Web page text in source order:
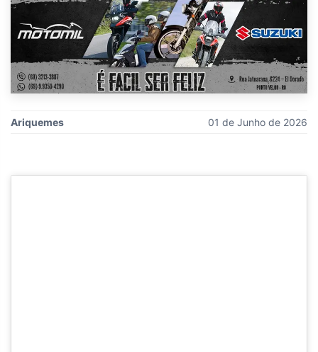
Ariquemes 01 de Junho de 2026